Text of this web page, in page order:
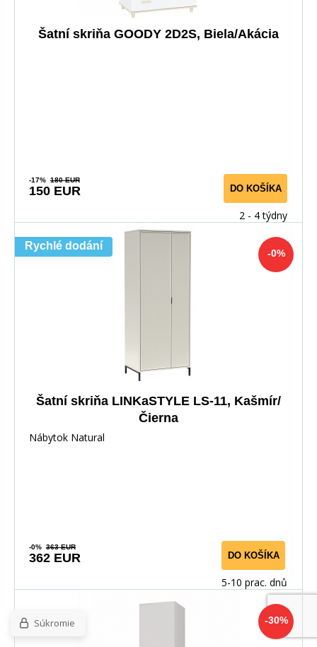
Šatní skriňa GOODY 2D2S, Biela/Akácia
-17% 180 EUR
150 EUR DO KOŠÍKA
2 - 4 týdny
-0%
Rychlé dodání
Šatní skriňa LINKaSTYLE LS-11, Kašmír/
Čierna
Nábytok Natural
-0% 363 EUR
362 EUR DO KOŠÍKA
5-10 prac. dnů
-30%
Súkromie